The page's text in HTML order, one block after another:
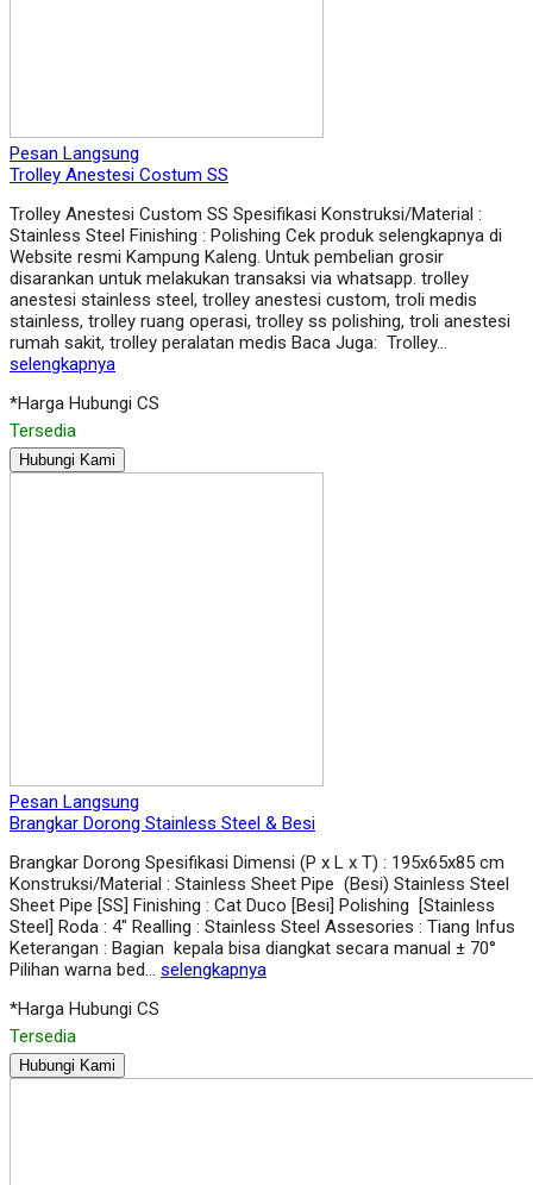
Pesan Langsung
Trolley Anestesi Costum SS
Trolley Anestesi Custom SS Spesifikasi Konstruksi/Material :
Stainless Steel Finishing : Polishing Cek produk selengkapnya di
Website resmi Kampung Kaleng. Untuk pembelian grosir
disarankan untuk melakukan transaksi via whatsapp. trolley
anestesi stainless steel, trolley anestesi custom, troli medis
stainless, trolley ruang operasi, trolley ss polishing, troli anestesi
rumah sakit, trolley peralatan medis Baca Juga: Trolley…
selengkapnya
*Harga Hubungi CS
Tersedia
Hubungi Kami
Pesan Langsung
Brangkar Dorong Stainless Steel & Besi
Brangkar Dorong Spesifikasi Dimensi (P x L x T) : 195x65x85 cm
Konstruksi/Material : Stainless Sheet Pipe (Besi) Stainless Steel
Sheet Pipe [SS] Finishing : Cat Duco [Besi] Polishing [Stainless
Steel] Roda : 4″ Realling : Stainless Steel Assesories : Tiang Infus
Keterangan : Bagian kepala bisa diangkat secara manual ± 70°
Pilihan warna bed… selengkapnya
*Harga Hubungi CS
Tersedia
Hubungi Kami